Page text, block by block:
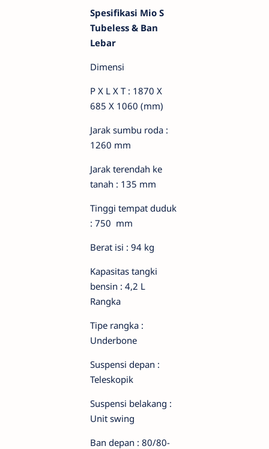
Spesifikasi Mio S
Tubeless & Ban
Lebar
Dimensi
P X L X T : 1870 X
685 X 1060 (mm)
Jarak sumbu roda :
1260 mm
Jarak terendah ke
tanah : 135 mm
Tinggi tempat duduk
: 750 mm
Berat isi : 94 kg
Kapasitas tangki
bensin : 4,2 L
Rangka
Tipe rangka :
Underbone
Suspensi depan :
Teleskopik
Suspensi belakang :
Unit swing
Ban depan : 80/80-